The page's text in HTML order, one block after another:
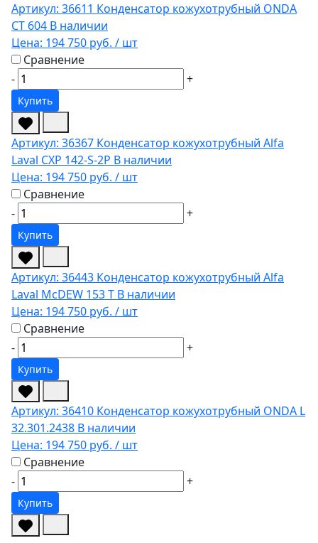
Артикул: 36611 Конденсатор кожухотрубный ONDA
CT 604 В наличии
Цена: 194 750 руб. / шт
Сравнение
-
+
Купить
Артикул: 36367 Конденсатор кожухотрубный Alfa
Laval CXP 142-S-2P В наличии
Цена: 194 750 руб. / шт
Сравнение
-
+
Купить
Артикул: 36443 Конденсатор кожухотрубный Alfa
Laval McDEW 153 T В наличии
Цена: 194 750 руб. / шт
Сравнение
-
+
Купить
Артикул: 36410 Конденсатор кожухотрубный ONDA L
32.301.2438 В наличии
Цена: 194 750 руб. / шт
Сравнение
-
+
Купить